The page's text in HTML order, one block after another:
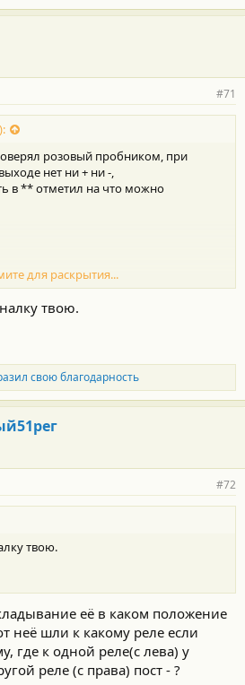
#71
розовый пробником, при
нет ни + ни -,
в ** отметил на что можно
для раскрытия...
твою.
свою благодарность
#72
твою.
её в каком положение
неё шли к какому реле если
где к одной реле(с лева) у
реле (с права) пост - ?